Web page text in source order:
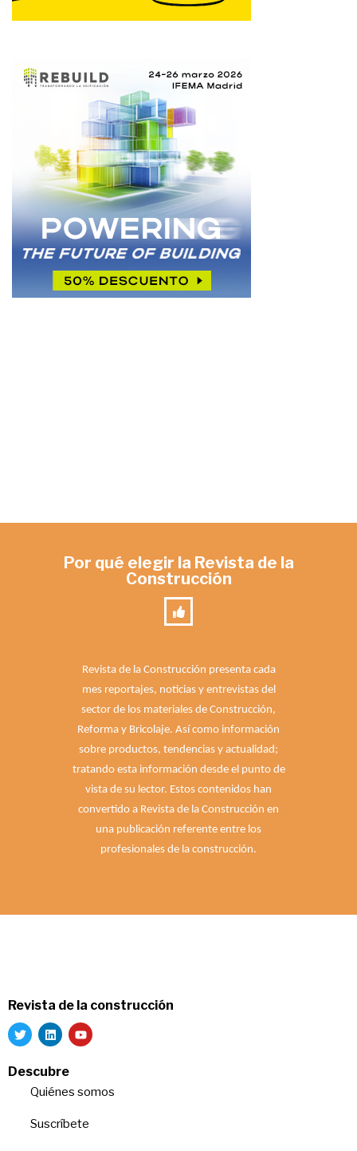
Por qué elegir la Revista de la
Construcción
Revista de la Construcción presenta cada
mes reportajes, noticias y entrevistas del
sector de los materiales de Construcción,
Reforma y Bricolaje. Así como información
sobre productos, tendencias y actualidad;
tratando esta información desde el punto de
vista de su lector. Estos contenidos han
convertido a Revista de la Construcción en
una publicación referente entre los
profesionales de la construcción.
Revista de la construcción
Descubre
Quiénes somos
Suscríbete